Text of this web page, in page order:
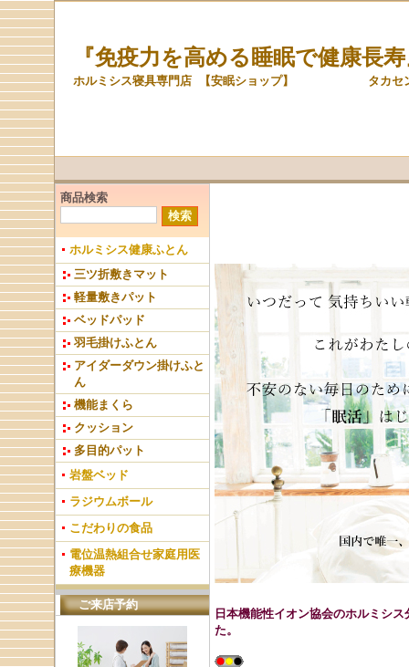
『免疫力を高める睡眠で健康長
ホルミシス寝具専門店 【安眠ショップ】 タカセン
商品検索
ホルミシス健康ふとん
三ツ折敷きマット
軽量敷きパット
ベッドパッド
羽毛掛けふとん
アイダーダウン掛けふと
ん
機能まくら
クッション
多目的パット
岩盤ベッド
ラジウムボール
こだわりの食品
電位温熱組合せ家庭用医
療機器
ご来店予約
日本機能性イオン協会のホルミシ
た。